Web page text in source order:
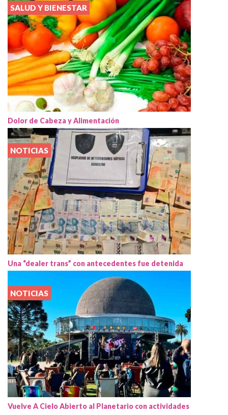
SALUD Y BIENESTAR
Dolor de Cabeza y Alimentación
NOTICIAS
Una “dealer trans” con antecedentes fue detenida
NOTICIAS
Vuelve A Cielo Abierto al Planetario con actividades